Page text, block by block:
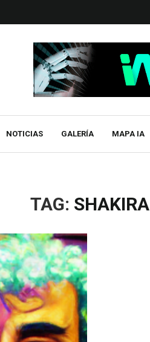
NOTICIAS GALERÍA MAPA IA
TAG: SHAKIRA